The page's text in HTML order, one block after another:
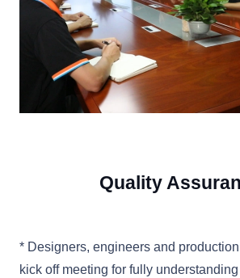
Quality
* Designers, engineers and
kick off meeting for fully